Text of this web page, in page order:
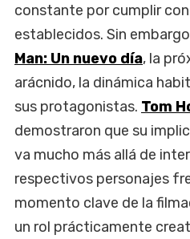
constante por cumplir
establecidos. Sin
Man: Un nuevo día, la
arácnido, la dinámica
sus protagonistas. Tom
demostraron que su
va mucho más allá de
respectivos personajes
momento clave de la
un rol prácticamente